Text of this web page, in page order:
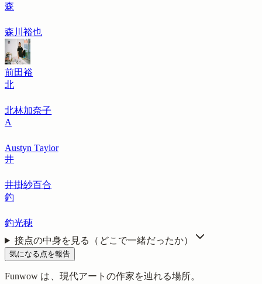
森
森川裕也
前田裕
北
北林加奈子
A
Austyn Taylor
井
井掛紗百合
釣
釣光穂
接点の中身を見る（どこで一緒だったか）
気になる点を報告
Funwow は、現代アートの作家を辿れる場所。